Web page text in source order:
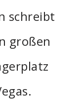
schreibt
großen